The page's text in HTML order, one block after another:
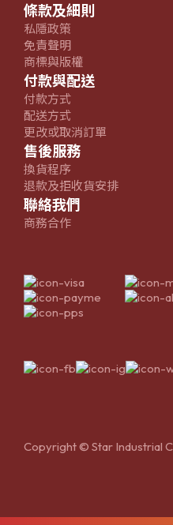
條款及細則
私隱政策
免責聲明
商標與版權
付款與配送
付款方式
配送方式
更改或取消訂單
售後服務
換貨程序
退款及拒收貨安排
聯絡我們
商務合作
Copyright © Star Industrial